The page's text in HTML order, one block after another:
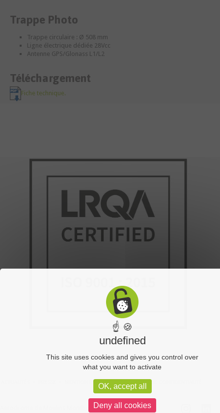
Trappe Photo
Trappe circulaire : Ø 508 mm
Ligne électrique dédiée 28Vcc
Antenne GPS/Glonass L1/L2
Téléchargement
Fiche technique.
MENTIONS LÉGALES POLITIQUE DE CONFIDENTIALITÉ
Aérodrome de Moulins Montbeugny
☝ 🍪
undefined
This site uses cookies and gives you control over
what you want to activate
OK, accept all
Deny all cookies